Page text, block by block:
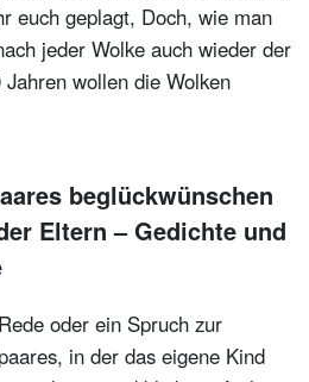
euch geplagt, Doch, wie man
jeder Wolke auch wieder der
wollen die Wolken
beglückwünschen
Eltern – Gedichte und
oder ein Spruch zur
in der das eigene Kind